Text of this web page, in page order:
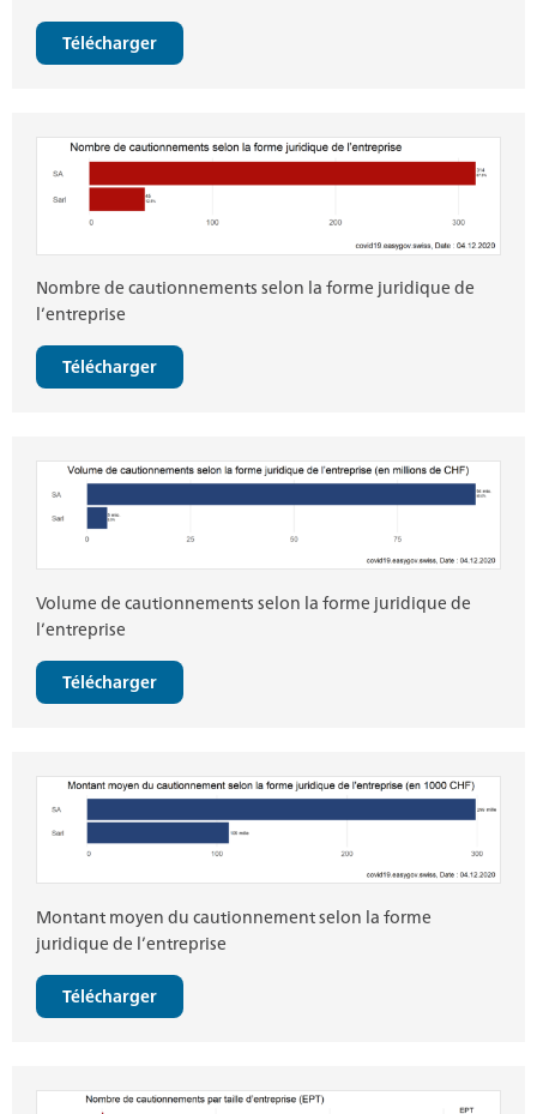
Télécharger
Nombre de cautionnements selon la forme juridique de
l’entreprise
Télécharger
Volume de cautionnements selon la forme juridique de
l’entreprise
Télécharger
Montant moyen du cautionnement selon la forme
juridique de l’entreprise
Télécharger